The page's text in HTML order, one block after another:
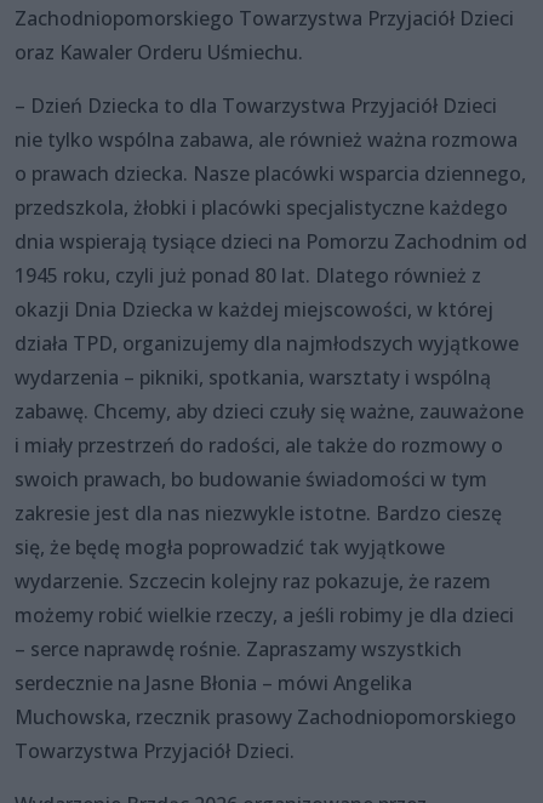
Zachodniopomorskiego Towarzystwa Przyjaciół Dzieci
oraz Kawaler Orderu Uśmiechu.
– Dzień Dziecka to dla Towarzystwa Przyjaciół Dzieci
nie tylko wspólna zabawa, ale również ważna rozmowa
o prawach dziecka. Nasze placówki wsparcia dziennego,
przedszkola, żłobki i placówki specjalistyczne każdego
dnia wspierają tysiące dzieci na Pomorzu Zachodnim od
1945 roku, czyli już ponad 80 lat. Dlatego również z
okazji Dnia Dziecka w każdej miejscowości, w której
działa TPD, organizujemy dla najmłodszych wyjątkowe
wydarzenia – pikniki, spotkania, warsztaty i wspólną
zabawę. Chcemy, aby dzieci czuły się ważne, zauważone
i miały przestrzeń do radości, ale także do rozmowy o
swoich prawach, bo budowanie świadomości w tym
zakresie jest dla nas niezwykle istotne. Bardzo cieszę
się, że będę mogła poprowadzić tak wyjątkowe
wydarzenie. Szczecin kolejny raz pokazuje, że razem
możemy robić wielkie rzeczy, a jeśli robimy je dla dzieci
– serce naprawdę rośnie. Zapraszamy wszystkich
serdecznie na Jasne Błonia – mówi Angelika
Muchowska, rzecznik prasowy Zachodniopomorskiego
Towarzystwa Przyjaciół Dzieci.